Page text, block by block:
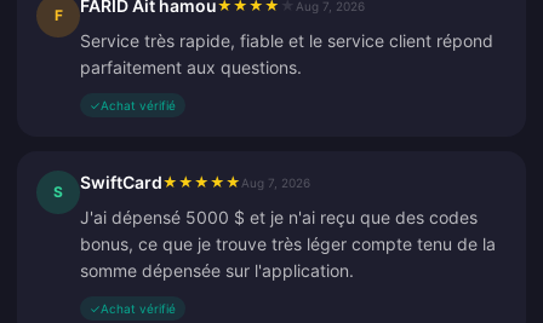
F FARID Ait hamou★ ★ ★ ★ Aug 7, 2026
Service très rapide, fiable et le service client répond
parfaitement aux questions.
✓Achat vérifié
S SwiftCard★ ★ ★ ★ ★ Aug 7, 2026
J'ai dépensé 5000 $ et je n'ai reçu que des codes
bonus, ce que je trouve très léger compte tenu de la
somme dépensée sur l'application.
✓Achat vérifié